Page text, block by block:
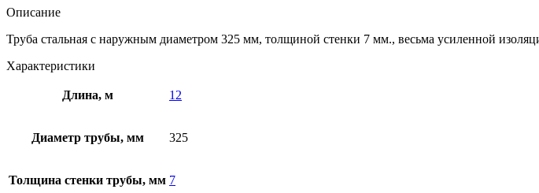
Описание
Труба стальная с наружным диаметром 325 мм, толщиной стенки 7 мм., весьма усиленной
Характеристики
Длина, м 12
Диаметр трубы, мм 325
Толщина стенки трубы, мм 7